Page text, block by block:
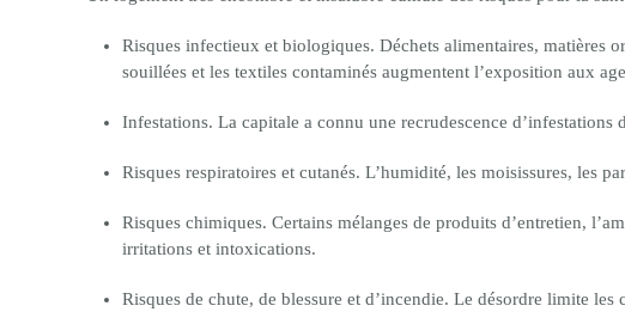
Risques infectieux et biologiques. Déchets alimentaires, matières
souillées et les textiles contaminés augmentent l’exposition aux
Infestations. La capitale a connu une recrudescence
Risques respiratoires et cutanés. L’humidité, les moisissures, les
Risques chimiques. Certains mélanges de produits d’entretien,
irritations et intoxications.
Risques de chute, de blessure et d’incendie. Le désordre limite